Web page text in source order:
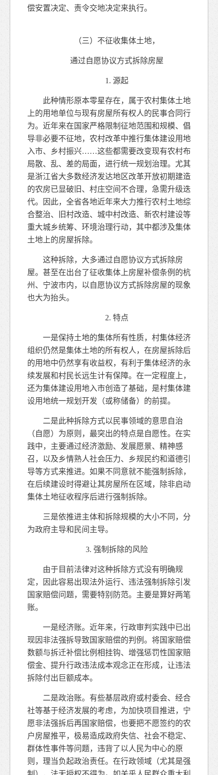
偿安置决定、责令交地决定来执行。
（三）不征收集体土地，
通过自愿协议方式拆除房屋
1. 源起
此种情形原本零星存在，属于农村集体土地
上的用地单位与现有房屋所有权人的民事合同行
为。近年来在国家严格限制征地范围和规模、倡
导非必要不征地，农村改革中推行集体建设用地
入市、乡村振兴……这些都需要改变现有农村布
局散、乱、差的局面，进行统一规划治理。尤其
是浙江省大多数经济发达地区改革开放初期建造
的农房已显破旧、村庄空间不合理，急需升级迭
代。因此，全省各地近年来大力推行农村土地综
合整治、旧村改造、城中村改造、新农村建设等
重大城乡统筹、环境治理行动，其中都涉及集体
土地上的房屋拆除。
这种拆除，大多通过自愿协议方式拆除房
屋。甚至在出台了征收集体上房屋补偿条例的杭
州、宁波市内，以自愿协议方式拆除房屋的现象
也大为抬头。
2. 特点
一是保持土地的集体所有性质，村集体经济
组织仍然是集体土地的所有权人，在房屋拆除后
的用地中仍然享有收益权，有利于集体经济的永
续发展和村民长远生计有保障。在一定程度上，
还为集体建设用地入市创造了基础，是村集体建
设用地统一规划开发（或称储备）的前提。
二是此种拆除方式以民事领域的意思自治
（自愿）为原则，最突出的特点是自愿性。在实
践中，主要通过经济激励、发展愿景、精神感
召，以及乡情熟人社会压力、乡规民约和道德引
导等方式来推进。如果不同意就不能强制拆除，
在后续建设时得避让其房屋所在区域，除非启动
集体土地征收程序后进行强制拆除。
三是依推进主体和拆除规模的大小不同，分
为政府主导和民间主导。
3. 强制拆除的风险
由于目前法律对这种拆除方式没有明确规
定，因此容易出现法外运行、违法强制拆除引发
国家赔偿问题，需要特别防范。主要是算好两笔
账。
一是经济账。近年来，行政审判实践中已出
现因非法强拆导致国家赔偿的判例。将国家赔偿
数额与拆迁补偿比例相挂钩、增强惩罚性国家赔
偿金、提升行政违法成本观念正在形成，让违法
拆除付出巨额成本。
二是政治账。有些基层政府或村委会、经合
社等基于经济发展的考虑，为加快项目推进，宁
愿非法强拆后再国家赔偿，也要把不愿签约的农
户房屋推平，极易造成政府失信、社会不稳定、
群体性事件等问题，违背了以人民为中心的原
则，理当负起政治责任。在行政领域（尤其是强